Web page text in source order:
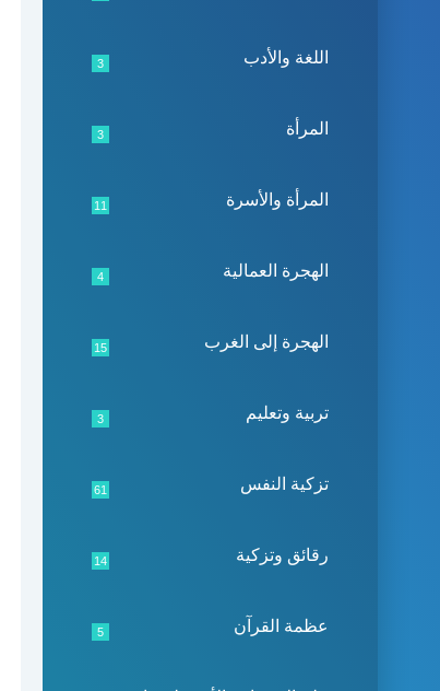
اللغة والأدب 3
المرأة 3
المرأة والأسرة 11
الهجرة العمالية 4
الهجرة إلى الغرب 15
تربية وتعليم 3
تزكية النفس 61
رقائق وتزكية 14
عظمة القرآن 5